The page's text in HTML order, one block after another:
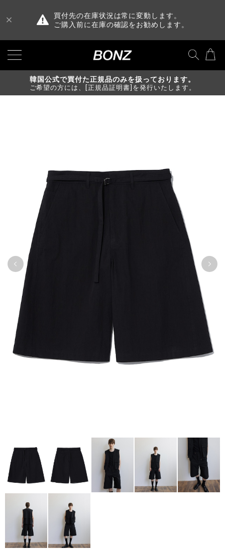
買付先の在庫状況は常に変動します。
ご購入前に在庫の確認をお勧めします。
韓国公式で買付た正規品のみを扱っております。
ご希望の方には、[正規品証明書]を発行いたします。